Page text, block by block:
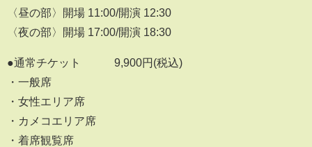
〈昼の部〉開場 11:00/開演 12:30
〈夜の部〉開場 17:00/開演 18:30
●通常チケット 9,900円(税込)
・一般席
・女性エリア席
・カメコエリア席
・着席観覧席